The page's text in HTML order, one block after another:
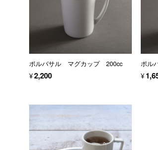
ポルバサル マグカップ 200cc
¥2,200
ポル